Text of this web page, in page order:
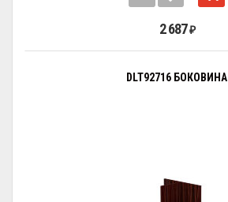
2 687 ₽
DLT92716 БОКОВИНА